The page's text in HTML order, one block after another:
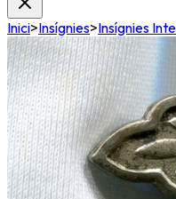
Inici>Insígnies>Insígnies